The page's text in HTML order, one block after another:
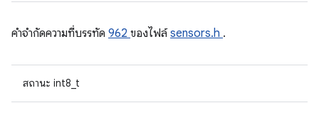
คําจํากัดความที่บรรทัด 962 ของไฟล์sensors.h .
สถานะ int8_t